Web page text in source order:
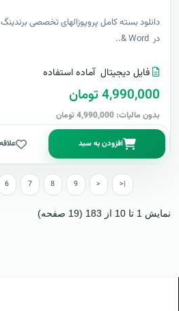
دانلود بسته کامل پروپوزالهای تخصصی
در Word &..
فایل دیجیتال آماده استفاده
4,990,000 تومان
بدون مالیات: 4,990,000 تومان
افزودن به سبد
6 7 8 9 > >|
نمایش 1 تا 10 از 183 (19 صفحه)